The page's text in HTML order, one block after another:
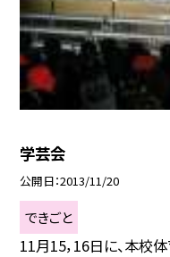
学芸会
公開日 2013/11/20
できごと
11月15，16日に、本校